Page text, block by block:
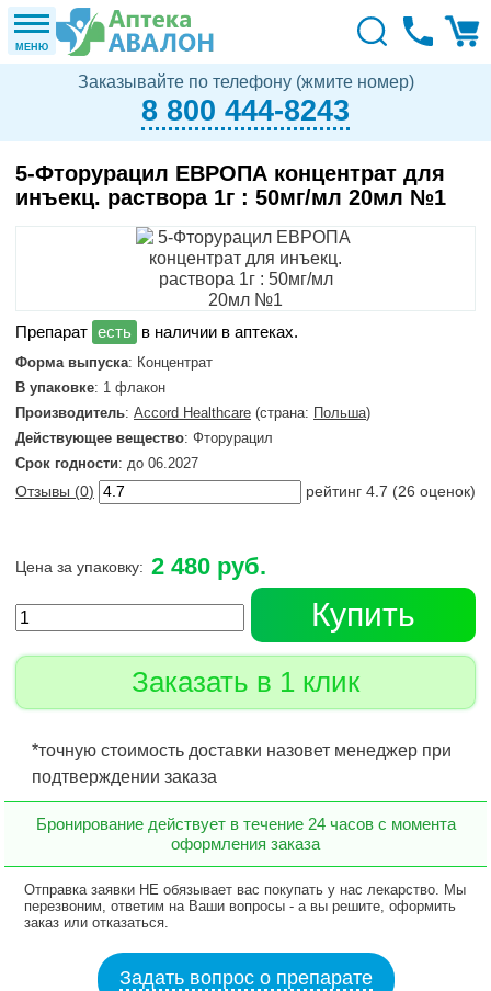
МЕНЮ
Заказывайте по телефону (жмите номер)
8 800 444-8243
5-Фторурацил ЕВРОПА концентрат для
инъекц. раствора 1г : 50мг/мл 20мл №1
в наличии в аптеках.
Форма выпуска: Концентрат
В упаковке: 1 флакон
Производитель: Accord Healthcare (страна: Польша)
Действующее вещество: Фторурацил
Срок годности: до 06.2027
Отзывы (0) рейтинг 4.7 (26 оценок)
Цена за упаковку: 2 480 руб.
Купить
Заказать в 1 клик
*точную стоимость доставки назовет менеджер при
подтверждении заказа
Бронирование действует в течение 24 часов с момента
оформления заказа
Отправка заявки НЕ обязывает вас покупать у нас лекарство. Мы
перезвоним, ответим на Ваши вопросы - а вы решите, оформить
заказ или отказаться.
Задать вопрос о препарате